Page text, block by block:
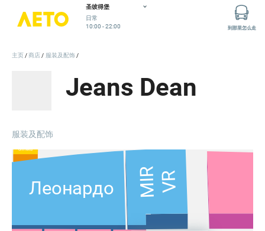
圣彼得堡
日常
10:00 - 22:00
到那里怎么走
Jeans Dean
服装及配饰
Бабочек» Котофей
Леонардо MIR VR
оптика
主页 商店 服装及配饰